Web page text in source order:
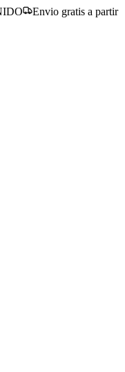
Envio gratis a partir